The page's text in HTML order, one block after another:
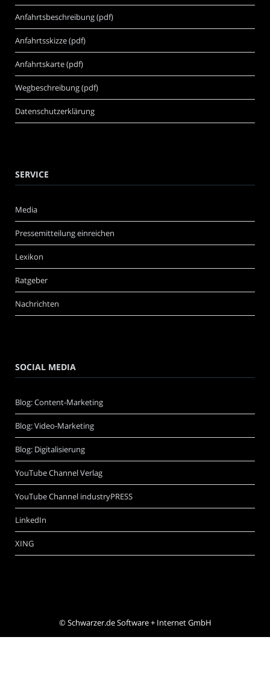
Anfahrtsbeschreibung (pdf)
Anfahrtsskizze (pdf)
Anfahrtskarte (pdf)
Wegbeschreibung (pdf)
Datenschutzerklärung
SERVICE
Media
Pressemitteilung einreichen
Lexikon
Ratgeber
Nachrichten
SOCIAL MEDIA
Blog: Content-Marketing
Blog: Video-Marketing
Blog: Digitalisierung
YouTube Channel Verlag
YouTube Channel industryPRESS
LinkedIn
XING
©Schwarzer.de Software + Internet GmbH